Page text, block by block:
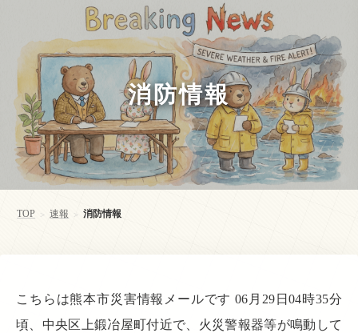
消防情報
TOP > 速報 > 消防情報
こちらは熊本市災害情報メールです 06月29日04時35分
頃、中央区上鍛冶屋町付近で、火災警報器等が鳴動して